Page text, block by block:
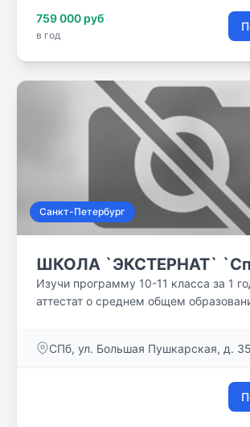
кружки и секции. Приём круглый год.
есть детский сад.
759 000 руб
в год
Санкт-Петербург
ШКОЛА `ЭКСТЕРНАТ`
Изучи программу 10-11 класса за 1
аттестат о среднем общем
среднюю школу, подготовиться к
аттестат о среднем общем
СПб, ул. Большая Пушкарская, д.